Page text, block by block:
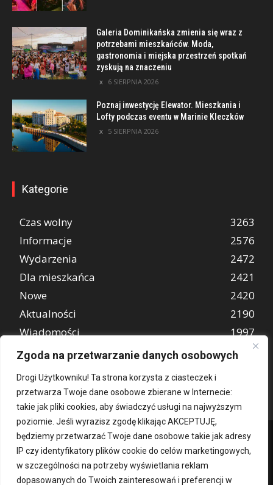
Zgoda na przetwarzanie danych osobowych
Drogi Użytkowniku! Ta strona korzysta z ciasteczek i
przetwarza Twoje dane osobowe zbierane w Internecie:
takie jak pliki cookies, aby świadczyć usługi na najwyższym
poziomie. Jeśli wyrazisz zgodę klikając AKCEPTUJĘ,
będziemy przetwarzać Twoje dane osobowe takie jak adresy
IP czy identyfikatory plików cookie do celów marketingowych,
w szczególności na potrzeby wyświetlania reklam
dopasowanych do Twoich zainteresowań i preferencji w
Galeria Dominikańska zmienia się wraz z
potrzebami mieszkańców. Moda,
gastronomia i miejska przestrzeń spotkań
zyskują na znaczeniu
6 SIERPNIA 2026
Poznaj inwestycję Elewator. Mieszkania i
Lofty podczas eventu w Marinie Kleczków
5 SIERPNIA 2026
Kategorie
Czas wolny
3263
Informacje
2576
Wydarzenia
2472
Dla mieszkańca
2421
Nowe
2420
Aktualności
2190
Wiadomości
1997
REKLAMA
849